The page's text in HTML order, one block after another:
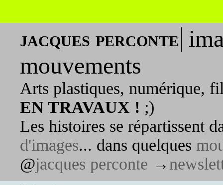
jacques perconte
mouvements
Arts plastiques, numérique,
EN TRAVAUX ! ;)
Les histoires se répartissent
d'images... dans quelques
@jacques perconte →